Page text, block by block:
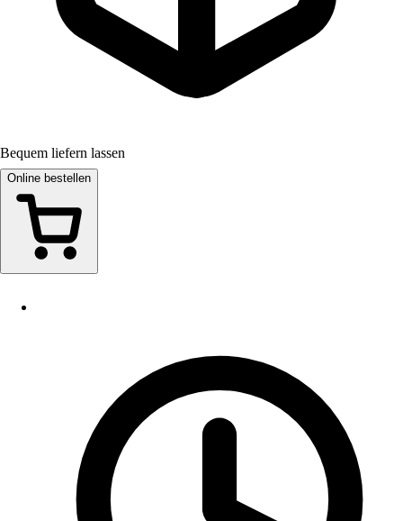
Bequem liefern lassen
Online bestellen